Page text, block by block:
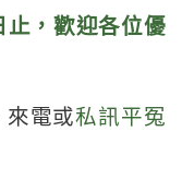
，歡迎各位優
來電或私訊平冤